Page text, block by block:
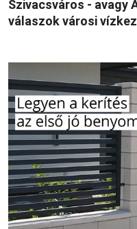
Szivacsváros - avagy
válaszok városi